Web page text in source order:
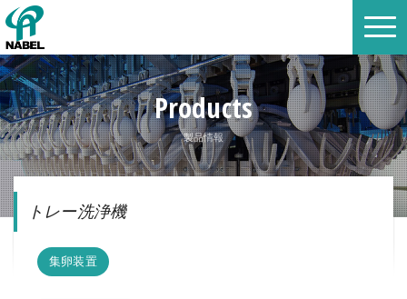
Products
製品情報
トレー洗浄機
集卵装置